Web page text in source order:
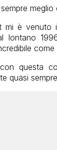
meglio
mi è venuto
lontano
questa
quasi